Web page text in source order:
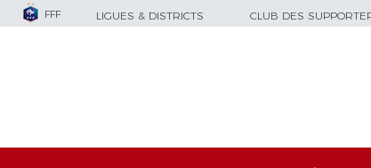
FFF LIGUES & DISTRICTS CLUB DES